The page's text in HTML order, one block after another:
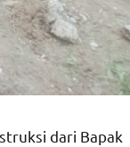
dari Bapak